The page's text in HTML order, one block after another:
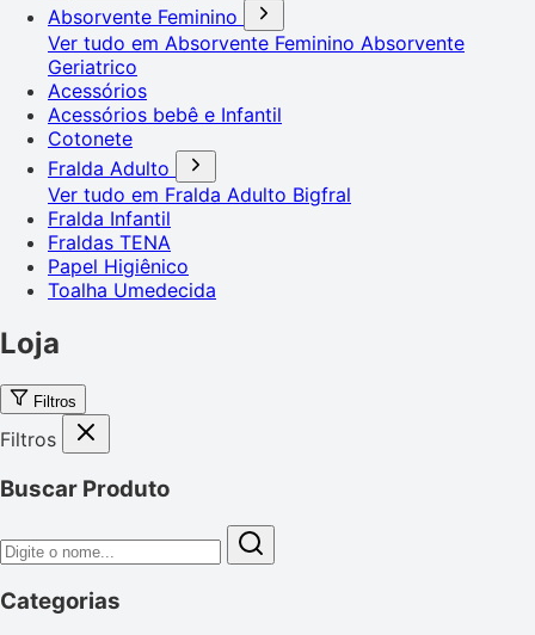
Absorvente Feminino
Ver tudo em Absorvente Feminino Absorvente
Geriatrico
Acessórios
Acessórios bebê e Infantil
Cotonete
Fralda Adulto
Ver tudo em Fralda Adulto Bigfral
Fralda Infantil
Fraldas TENA
Papel Higiênico
Toalha Umedecida
Loja
Filtros
Filtros
Buscar Produto
Categorias